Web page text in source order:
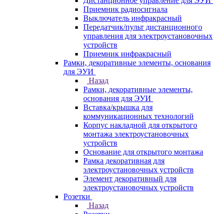
Приемник радиосигнала
Выключатель инфракрасный
Передатчик/пульт дистанционного
управления для электроустановочных
устройств
Приемник инфракрасный
Рамки, декоративные элементы, основания
для ЭУИ
Назад
Рамки, декоративные элементы,
основания для ЭУИ
Вставка/крышка для
коммуникационных технологий
Корпус накладной для открытого
монтажа электроустановочных
устройств
Основание для открытого монтажа
Рамка декоративная для
электроустановочных устройств
Элемент декоративный для
электроустановочных устройств
Розетки
Назад